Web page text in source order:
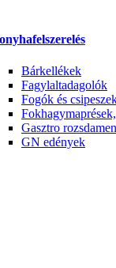
Bárkellékek
Fagylaltadagolók
Fogók és
Gasztro
GN edények